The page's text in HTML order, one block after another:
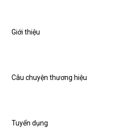
Giới thiệu
Câu chuyện thương hiệu
Tuyển dụng